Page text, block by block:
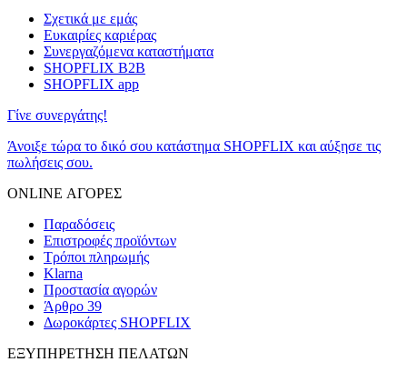
Σχετικά με εμάς
Ευκαιρίες καριέρας
Συνεργαζόμενα καταστήματα
SHOPFLIX B2B
SHOPFLIX app
Γίνε συνεργάτης!
Άνοιξε τώρα το δικό σου κατάστημα SHOPFLIX και αύξησε τις
πωλήσεις σου.
ONLINE ΑΓΟΡΕΣ
Παραδόσεις
Επιστροφές προϊόντων
Τρόποι πληρωμής
Klarna
Προστασία αγορών
Άρθρο 39
Δωροκάρτες SHOPFLIX
ΕΞΥΠΗΡΕΤΗΣΗ ΠΕΛΑΤΩΝ